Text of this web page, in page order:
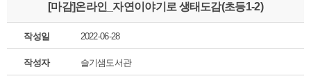
[마감]온라인_자연이야기로 생태도감(초등1-2)
작성일 2022-06-28
작성자 슬기샘도서관